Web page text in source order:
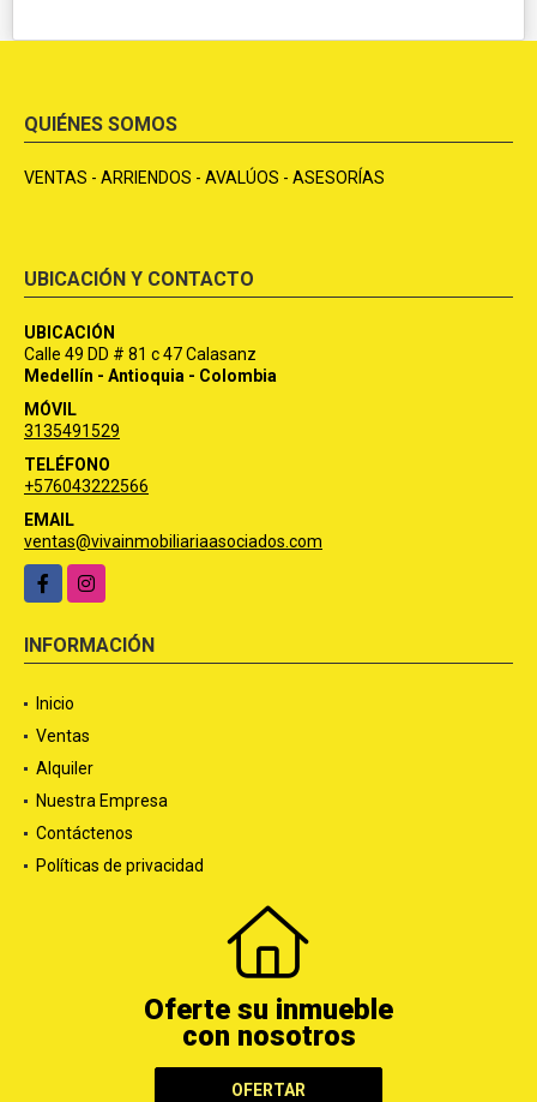
QUIÉNES SOMOS
VENTAS - ARRIENDOS - AVALÚOS - ASESORÍAS
UBICACIÓN Y CONTACTO
UBICACIÓN
Calle 49 DD # 81 c 47 Calasanz
Medellín - Antioquia - Colombia
MÓVIL
3135491529
TELÉFONO
+576043222566
EMAIL
ventas@vivainmobiliariaasociados.com
FacebookInstagram
INFORMACIÓN
Inicio
Ventas
Alquiler
Nuestra Empresa
Contáctenos
Políticas de privacidad
Oferte su inmueble
con nosotros
OFERTAR